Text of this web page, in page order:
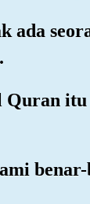
ada
Quran